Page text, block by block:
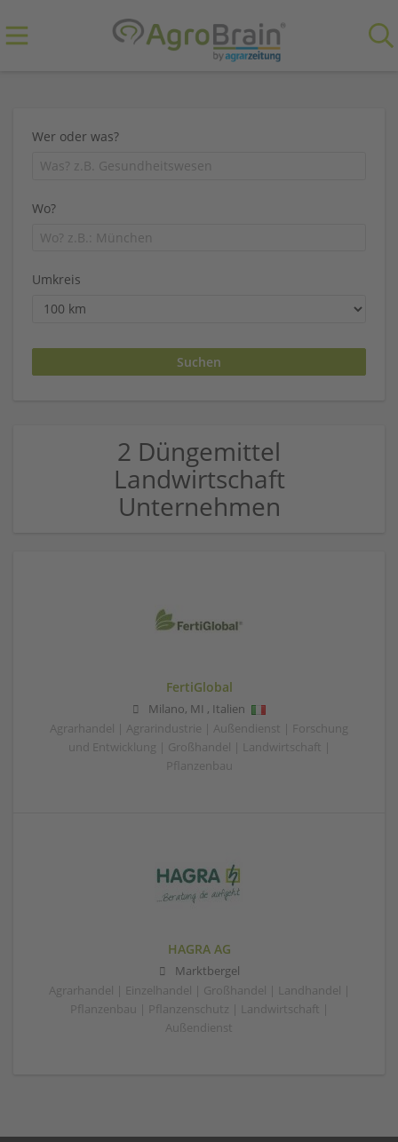
Wer oder was?
Wo?
Umkreis
2 Düngemittel
Landwirtschaft
Unternehmen
FertiGlobal
Milano, MI , Italien
Agrarhandel | Agrarindustrie | Außendienst | Forschung
und Entwicklung | Großhandel | Landwirtschaft |
Pflanzenbau
HAGRA AG
Marktbergel
Agrarhandel | Einzelhandel | Großhandel | Landhandel |
Pflanzenbau | Pflanzenschutz | Landwirtschaft |
Außendienst